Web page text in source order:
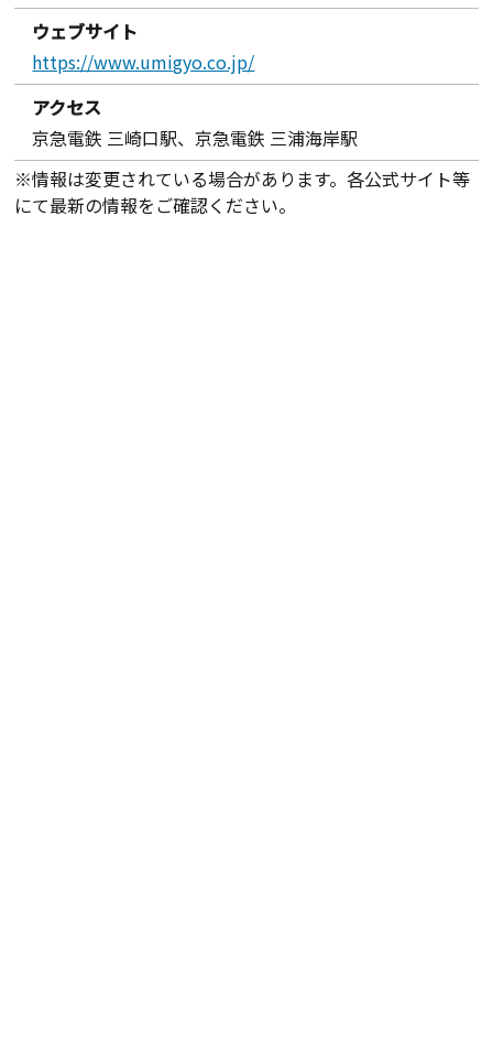
ウェブサイト
https://www.umigyo.co.jp/
アクセス
京急電鉄 三崎口駅、京急電鉄 三浦海岸駅
※情報は変更されている場合があります。各公式サイト等
にて最新の情報をご確認ください。